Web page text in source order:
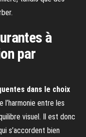
à
par
dans le choix
entre les
visuel. Il est donc
s’accordent bien